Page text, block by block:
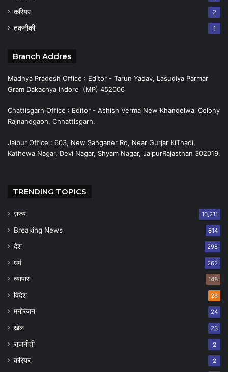
करियर 2
तकनीकी 1
Branch Addres
Madhya Pradesh Office : Editor - Tarun Yadav, Lasudiya Parmar
Gram Dakachya Indore (MP) 452006
Chattisgarh Office : Editor - Ashish Verma New Khandelwal Colony
Rajnandgaon, Chhattisgarh.
Jaipur Office : 603, New Sanganer Rd, Near Gurjar KiThadi,
Kathewa Nagar, Devi Nagar, Shyam Nagar, JaipurRajasthan 302019.
TRENDING TOPICS
राज्य 10,211
Breaking News 814
देश 298
धर्म 262
व्यापार 148
विदेश 28
मनोरंजन 24
खेल 23
राजनीती 2
करियर 2